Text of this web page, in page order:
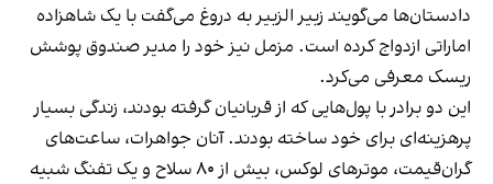
دادستان‌ها می‌گویند زبیر الزبیر به دروغ می‌گفت با یک شاهزاده
اماراتی ازدواج کرده است. مزمل نیز خود را مدیر صندوق پوشش
ریسک معرفی می‌کرد.
این دو برادر با پول‌هایی که از قربانیان گرفته بودند، زندگی بسیار
پرهزینه‌ای برای خود ساخته بودند. آنان جواهرات، ساعت‌های
گران‌قیمت، موترهای لوکس، بیش از ۸۰ سلاح و یک تفنگ شبیه